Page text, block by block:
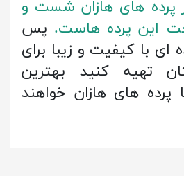
پرده های هازان شست و
این پرده هاست. پس
ای با کیفیت و زیبا برای
تهیه کنید بهترین
پرده های هازان خواهند